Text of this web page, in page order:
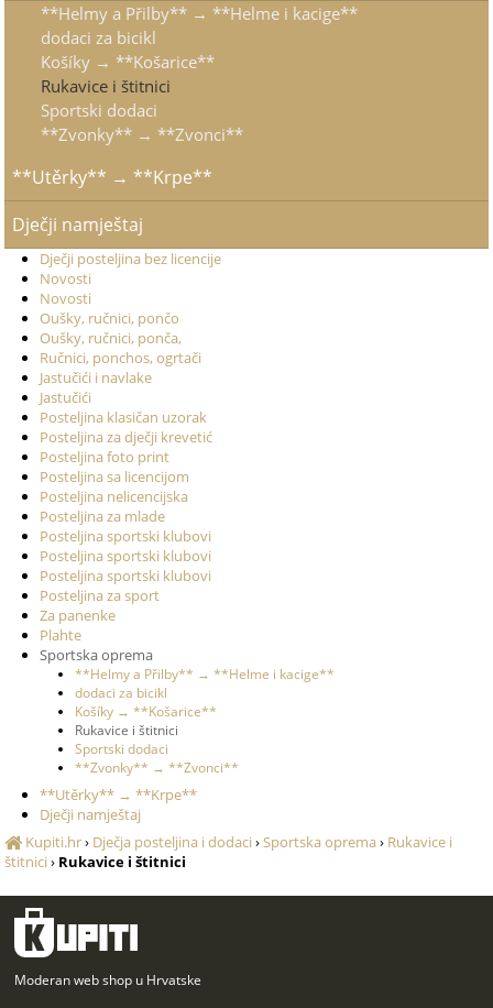
**Helmy a Přilby** → **Helme i kacige**
dodaci za bicikl
Košíky → **Košarice**
Rukavice i štitnici
Sportski dodaci
**Zvonky** → **Zvonci**
**Utěrky** → **Krpe**
Dječji namještaj
Dječji posteljina bez licencije
Novosti
Novosti
Oušky, ručnici, pončo
Oušky, ručnici, ponča,
Ručnici, ponchos, ogrtači
Jastučići i navlake
Jastučići
Posteljina klasičan uzorak
Posteljina za dječji krevetić
Posteljina foto print
Posteljina sa licencijom
Posteljina nelicencijska
Posteljina za mlade
Posteljina sportski klubovi
Posteljina sportski klubovi
Posteljina sportski klubovi
Posteljina za sport
Za panenke
Plahte
Sportska oprema
**Helmy a Přilby** → **Helme i kacige**
dodaci za bicikl
Košíky → **Košarice**
Rukavice i štitnici
Sportski dodaci
**Zvonky** → **Zvonci**
**Utěrky** → **Krpe**
Dječji namještaj
Kupiti.hr› Dječja posteljina i dodaci›Sportska oprema› Rukavice i
štitnici› Rukavice i štitnici
Moderan web shop u Hrvatske